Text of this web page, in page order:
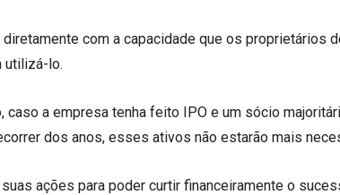
com a capacidade que os proprietários
utilizá-lo.
caso a empresa tenha feito IPO e um sócio
dos anos, esses ativos não estarão mais
ações para poder curtir financeiramente o